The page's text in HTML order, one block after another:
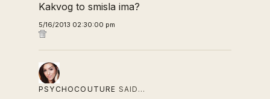
Kakvog to smisla ima?
5/16/2013 02:30:00 pm
PSYCHOCOUTURE SAID…